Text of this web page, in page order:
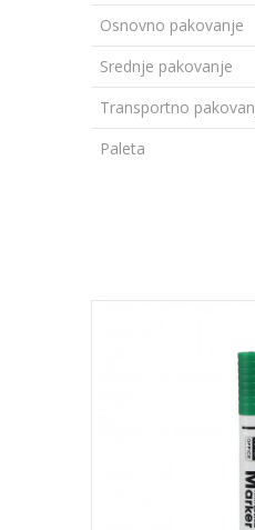
Osnovno pakovanje
Srednje pakovanje
Transportno
Paleta